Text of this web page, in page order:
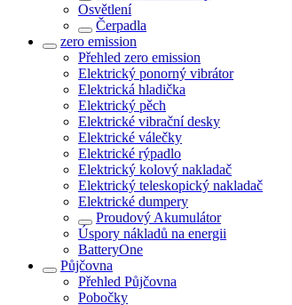
Osvětlení
Čerpadla
zero emission
Přehled zero emission
Elektrický ponorný vibrátor
Elektrická hladička
Elektrický pěch
Elektrické vibrační desky
Elektrické válečky
Elektrické rýpadlo
Elektrický kolový nakladač
Elektrický teleskopický nakladač
Elektrické dumpery
Proudový Akumulátor
Úspory nákladů na energii
BatteryOne
Půjčovna
Přehled Půjčovna
Pobočky